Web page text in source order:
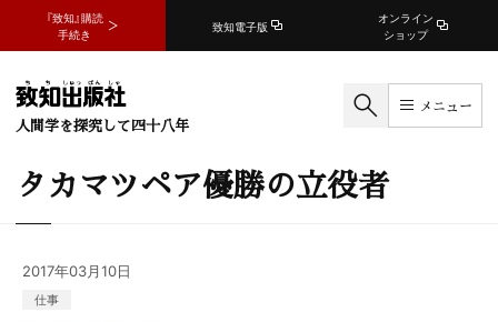
『致知』購読
手続き
致知電子版
オンライン
ショップ
人間学を探究して四十八年
メニュー
タカマツペア優勝の立役者
2017年03月10日
仕事